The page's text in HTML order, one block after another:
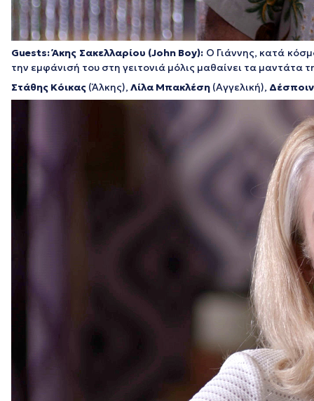
Guests:Άκης Σακελλαρίου (John Boy): Ο Γιάννης, κατά
την εμφάνισή του στη γειτονιά μόλις μαθαίνει τα μαντάτα
Στάθης Κόικας (Άλκης), Λίλα Μπακλέση (Αγγελική),